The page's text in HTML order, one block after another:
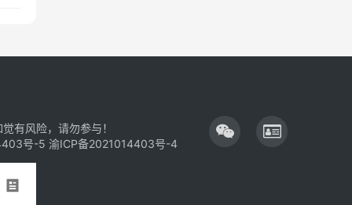
有风险，请勿参与！
号-5 渝ICP备2021014403号-4